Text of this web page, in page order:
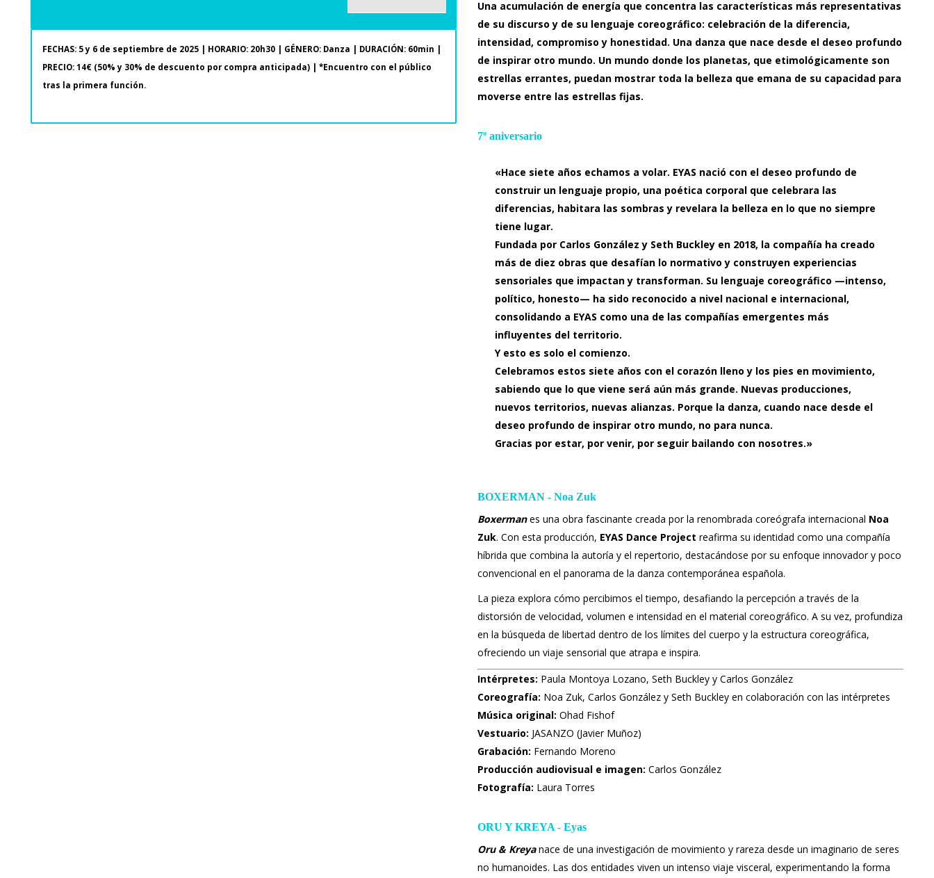
FECHAS: 5 y 6 de septiembre de 2025 | HORARIO: 20h30 | GÉNERO: Danza | DURACIÓN: 60min |
PRECIO: 14€ (50% y 30% de descuento por compra anticipada) | *Encuentro con el público
tras la primera función.
Una acumulación de energía que concentra las características más representativas
de su discurso y de su lenguaje coreográfico: celebración de la diferencia,
intensidad, compromiso y honestidad. Una danza que nace desde el deseo profundo
de inspirar otro mundo. Un mundo donde los planetas, que etimológicamente son
estrellas errantes, puedan mostrar toda la belleza que emana de su capacidad para
moverse entre las estrellas fijas.
7º aniversario
«Hace siete años echamos a volar. EYAS nació con el deseo profundo de
construir un lenguaje propio, una poética corporal que celebrara las
diferencias, habitara las sombras y revelara la belleza en lo que no siempre
tiene lugar.
Fundada por Carlos González y Seth Buckley en 2018, la compañía ha creado
más de diez obras que desafían lo normativo y construyen experiencias
sensoriales que impactan y transforman. Su lenguaje coreográfico —intenso,
político, honesto— ha sido reconocido a nivel nacional e internacional,
consolidando a EYAS como una de las compañías emergentes más
influyentes del territorio.
Y esto es solo el comienzo.
Celebramos estos siete años con el corazón lleno y los pies en movimiento,
sabiendo que lo que viene será aún más grande. Nuevas producciones,
nuevos territorios, nuevas alianzas. Porque la danza, cuando nace desde el
deseo profundo de inspirar otro mundo, no para nunca.
Gracias por estar, por venir, por seguir bailando con nosotres.»
BOXERMAN - Noa Zuk
Boxerman es una obra fascinante creada por la renombrada coreógrafa internacional Noa
Zuk. Con esta producción, EYAS Dance Project reafirma su identidad como una compañía
híbrida que combina la autoría y el repertorio, destacándose por su enfoque innovador y poco
convencional en el panorama de la danza contemporánea española.
La pieza explora cómo percibimos el tiempo, desafiando la percepción a través de la
distorsión de velocidad, volumen e intensidad en el material coreográfico. A su vez, profundiza
en la búsqueda de libertad dentro de los límites del cuerpo y la estructura coreográfica,
ofreciendo un viaje sensorial que atrapa e inspira.
Intérpretes: Paula Montoya Lozano, Seth Buckley y Carlos González
Coreografía: Noa Zuk, Carlos González y Seth Buckley en colaboración con las intérpretes
Música original: Ohad Fishof
Vestuario: JASANZO (Javier Muñoz)
Grabación: Fernando Moreno
Producción audiovisual e imagen: Carlos González
Fotografía: Laura Torres
ORU Y KREYA - Eyas
Oru & Kreyanace de una investigación de movimiento y rareza desde un imaginario de seres
no humanoides. Las dos entidades viven un intenso viaje visceral, experimentando la forma